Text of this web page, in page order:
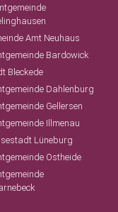
Amt Neuhaus
Bardowick
Bleckede
Dahlenburg
Gellersen
Illmenau
Lüneburg
Ostheide